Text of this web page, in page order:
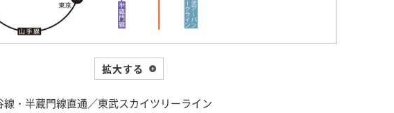
拡大する
線・半蔵門線直通／東武スカイツリーライン